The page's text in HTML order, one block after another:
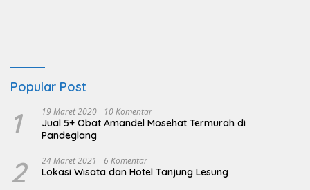
Popular Post
1 19 Maret 2020 10 Komentar
Jual 5+ Obat Amandel Mosehat Termurah di
Pandeglang
2 24 Maret 2021 6 Komentar
Lokasi Wisata dan Hotel Tanjung Lesung